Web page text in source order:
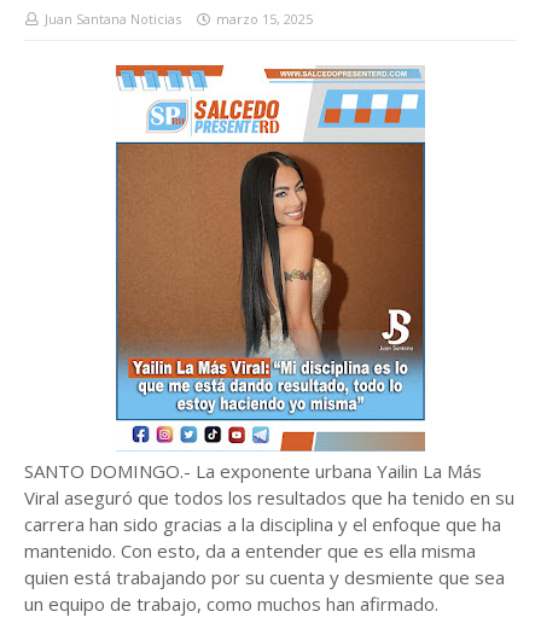
Juan Santana Noticias marzo 15, 2025
SANTO DOMINGO.- La exponente urbana Yailin La Más
Viral aseguró que todos los resultados que ha tenido en su
carrera han sido gracias a la disciplina y el enfoque que ha
mantenido. Con esto, da a entender que es ella misma
quien está trabajando por su cuenta y desmiente que sea
un equipo de trabajo, como muchos han afirmado.